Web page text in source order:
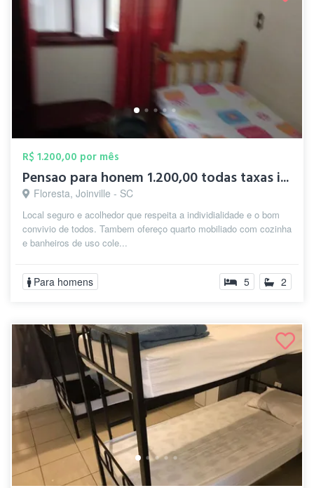
R$ 1.200,00 por mês
Pensao para honem 1.200,00 todas taxas i...
Floresta, Joinville - SC
Local seguro e acolhedor que respeita a individialidade e o bom
convivio de todos. Tambem ofereço quarto mobiliado com cozinha
e banheiros de uso cole...
Para homens 5 2